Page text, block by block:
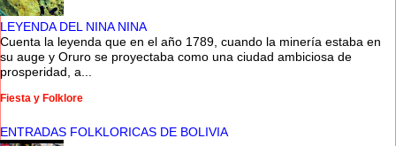
LEYENDA DEL NINA NINA
Cuenta la leyenda que en el año 1789, cuando la minería estaba en
su auge y Oruro se proyectaba como una ciudad ambiciosa de
prosperidad, a...
Fiesta y Folklore
ENTRADAS FOLKLORICAS DE BOLIVIA